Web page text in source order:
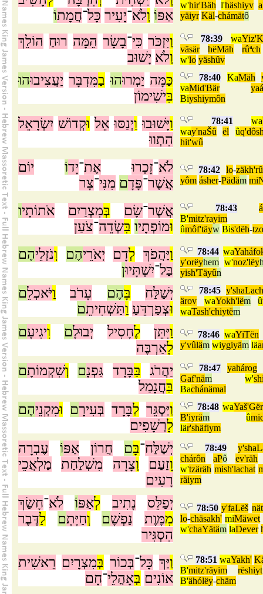
אַפּוֹ וְלֹא־יָעִיר כָּל־חֲמָתוֹ
w'hir'Bäh l'häshiyv
yäiyr Käl-chámätô
וַיִּזְכֹּר כִּי־בָשָׂר הֵמָּה רוּחַ הוֹלֵךְ
וְלֹא יָשׁוּב
78:39 wa
väsär
hëMäh
rûªch
w'lo yäshûv
כַּמָּה יַמְרוּהוּ בַמִּדְבָּר יַעֲצִיבוּהוּ
בִּישִׁימוֹן
78:40 KaMäh
vaMid'Bär
Biyshiymôn
וַיָּשׁוּבוּ וַיְנַסּוּ אֵל וּקְדוֹשׁ יִשְׂרָאֵל
הִתְווּ
78:41 wa
way'naŠû ël û
hit'wû
לֹא־זָכְרוּ אֶת־יָדוֹ
יוֹם
אֲשֶׁר־פָּדָם מִנִּי־צָר
78:42 lo-zäkh'rû
yôm ásher-Pädäm
אֲשֶׁר־שָׂם בְּמִצְרַיִם אֹתוֹתָיו
וּמוֹפְתָיו בִּשְׂדֵה־צֹעַן
78:43
B'mitz'rayim
ûmôf'täyw Bis'dëh-
וַיַּהֲפֹךְ לְדָם יְאֹרֵיהֶם וְנֹזְלֵיהֶם
בַּל־יִשְׁתָּיוּן
78:44 wa
y'orëyhem w'noz'lëy
yish'Täyûn
יְשַׁלַּח בָּהֶם עָרֹב וַיֹּאכְלֵם
וּצְפַרְדֵּעַ וַתַּשְׁחִיתֵם
78:45
ärov
waYokh'lëm û
waTash'chiytëm
וַיִּתֵּן לֶחָסִיל יְבוּלָם וִיגִיעָם
לָאַרְבֶּה
78:46 waYiTën
y'vûläm wiygiyäm lä
יַהֲרֹג בַּבָּרָד גַּפְנָם וְשִׁקְמוֹתָם
בַּחֲנָמַל
78:47
yahárog
Gaf'näm w'
Bachánämal
וַיַּסְגֵּר לַבָּרָד בְּעִירָם וּמִקְנֵיהֶם
לָרְשָׁפִים
78:48 waYaš'Gër
B'iyräm û
lär'shäfiym
יְשַׁלַּח־בָּם חֲרוֹן אַפּוֹ
עֶבְרָה
וָזַעַם וְצָרָה מִשְׁלַחַת
מַלְאֲכֵי
רָעִים
78:49
chárôn
aPô
ev'räh
w'tzäräh mish'lachat
räiym
יְפַלֵּס נָתִיב לְאַפּוֹ לֹא־חָשַׂךְ
מִמָּוֶת נַפְשָׁם וְחַיָּתָם לַדֶּבֶר
הִסְגִּיר
78:50 y'faLëš
lo-chäsakh' miMäwet
w'chaYätäm laDever
וַיַּךְ כָּל־בְּכוֹר בְּמִצְרָיִם רֵאשִׁית
אוֹנִים בְּאָהֳלֵי־חָם
78:51 waYakh'
B'mitz'räyim
rëshiyt
B'ähólëy-chäm